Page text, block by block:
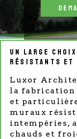
Un large
résistants et
Luxor
la fabrication
et
muraux
intempéries,
chauds et